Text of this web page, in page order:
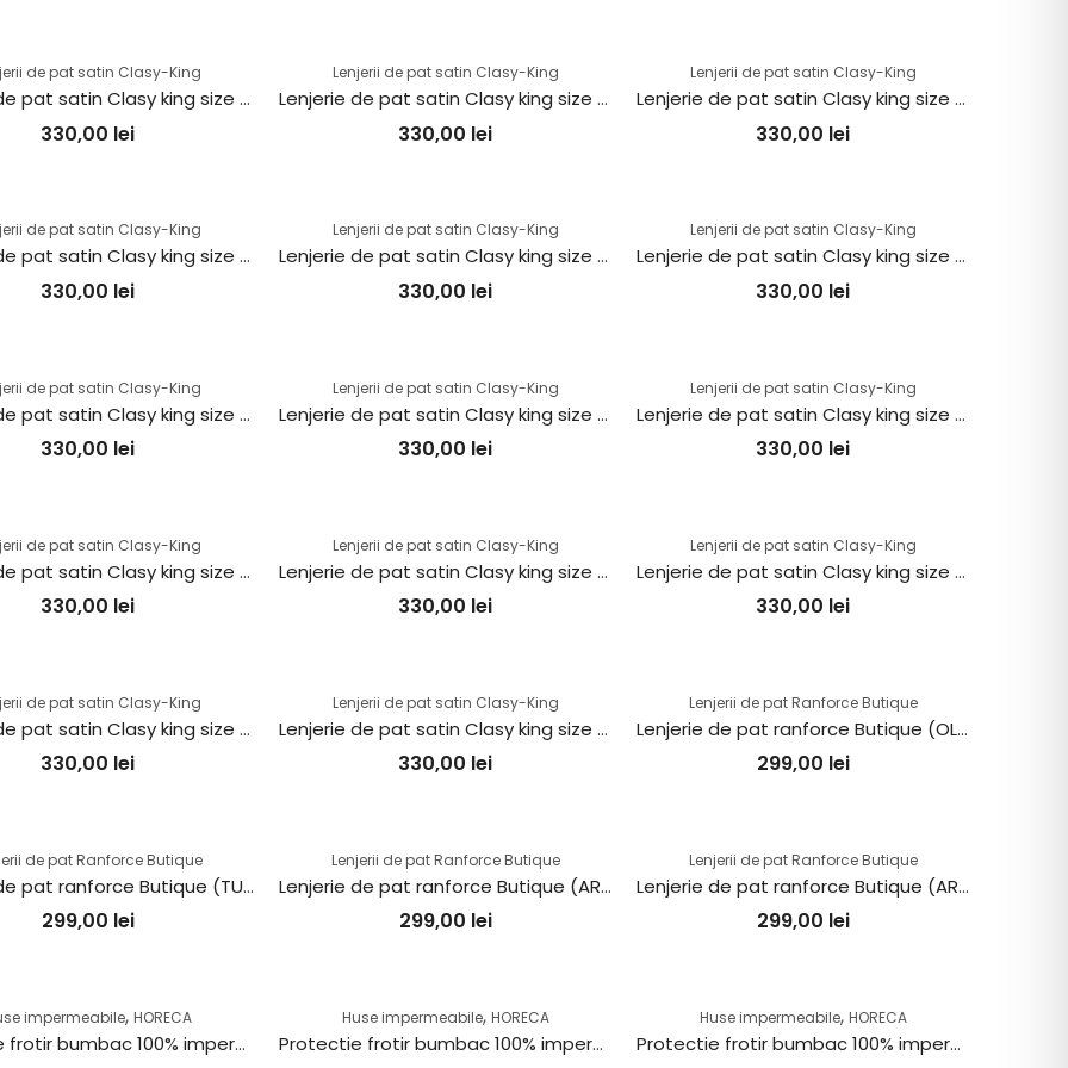
de pat satin Clasy-King
Lenjerie de pat satin Clasy king size (TERRA)
330,00 lei
Lenjerii de pat satin Clasy-King
Lenjerie de pat satin Clasy king size (SINDARIN V2)
330,00 lei
Lenjerii de pat satin Clasy-King
Lenjerie de pat satin Clasy king size (SINDARIN V1)
330,00 lei
de pat satin Clasy-King
Lenjerie de pat satin Clasy king size (ROVI V2)
330,00 lei
Lenjerii de pat satin Clasy-King
Lenjerie de pat satin Clasy king size (PUHA V2)
330,00 lei
Lenjerii de pat satin Clasy-King
Lenjerie de pat satin Clasy king size (PUHA V1)
330,00 lei
de pat satin Clasy-King
Lenjerie de pat satin Clasy king size (NOLDOR)
330,00 lei
Lenjerii de pat satin Clasy-King
Lenjerie de pat satin Clasy king size (MOYO V2)
330,00 lei
Lenjerii de pat satin Clasy-King
Lenjerie de pat satin Clasy king size (MOYO V1)
330,00 lei
de pat satin Clasy-King
Lenjerie de pat satin Clasy king size (MASS V1)
330,00 lei
Lenjerii de pat satin Clasy-King
Lenjerie de pat satin Clasy king size (LE PALA)
330,00 lei
Lenjerii de pat satin Clasy-King
Lenjerie de pat satin Clasy king size (ISOLA)
330,00 lei
de pat satin Clasy-King
Lenjerie de pat satin Clasy king size (HARISSA)
330,00 lei
Lenjerii de pat satin Clasy-King
Lenjerie de pat satin Clasy king size (ALISA)
330,00 lei
Lenjerii de pat Ranforce Butique
Lenjerie de pat ranforce Butique (OLEIN V2)
299,00 lei
de pat Ranforce Butique
Lenjerie de pat ranforce Butique (TULKAS V1)
299,00 lei
Lenjerii de pat Ranforce Butique
Lenjerie de pat ranforce Butique (ARAKIS V5)
299,00 lei
Lenjerii de pat Ranforce Butique
Lenjerie de pat ranforce Butique (ARAKIS V3)
299,00 lei
impermeabile, HORECA
Protectie frotir bumbac 100% impermeabila – saltea de 200x200cm
Huse impermeabile, HORECA
Protectie frotir bumbac 100% impermeabila – saltea de 180x200cm
Huse impermeabile, HORECA
Protectie frotir bumbac 100% impermeabila – saltea de 160x200cm